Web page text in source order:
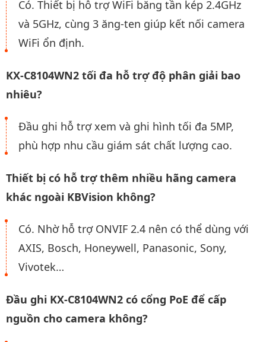
Có. Thiết bị hỗ trợ WiFi băng tần kép 2.4GHz
và 5GHz, cùng 3 ăng-ten giúp kết nối camera
WiFi ổn định.
KX-C8104WN2 tối đa hỗ trợ độ phân giải bao
nhiêu?
Đầu ghi hỗ trợ xem và ghi hình tối đa 5MP,
phù hợp nhu cầu giám sát chất lượng cao.
Thiết bị có hỗ trợ thêm nhiều hãng camera
khác ngoài KBVision không?
Có. Nhờ hỗ trợ ONVIF 2.4 nên có thể dùng với
AXIS, Bosch, Honeywell, Panasonic, Sony,
Vivotek…
Đầu ghi KX-C8104WN2 có cổng PoE để cấp
nguồn cho camera không?